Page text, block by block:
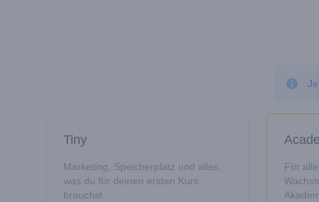
Tiny
Marketing, Speicherplatz und alles,
was du für deinen ersten Kurs
brauchst
Für